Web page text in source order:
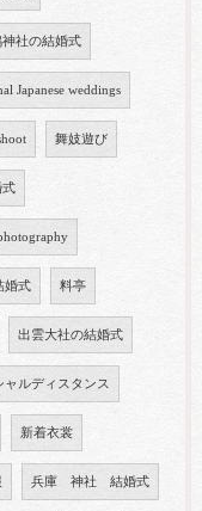
神社の結婚式
Japanese weddings
舞妓遊び
式
婚式 料亭
出雲大社の結婚式
ャルディスタンス
新着衣裳
兵庫 神社 結婚式